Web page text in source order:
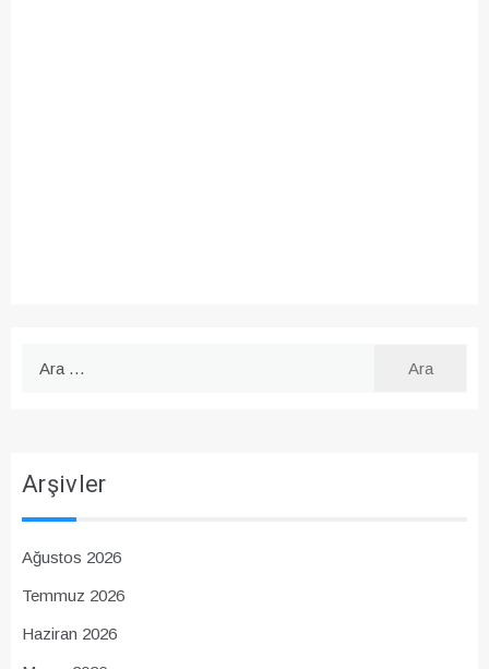
Arşivler
Ağustos 2026
Temmuz 2026
Haziran 2026